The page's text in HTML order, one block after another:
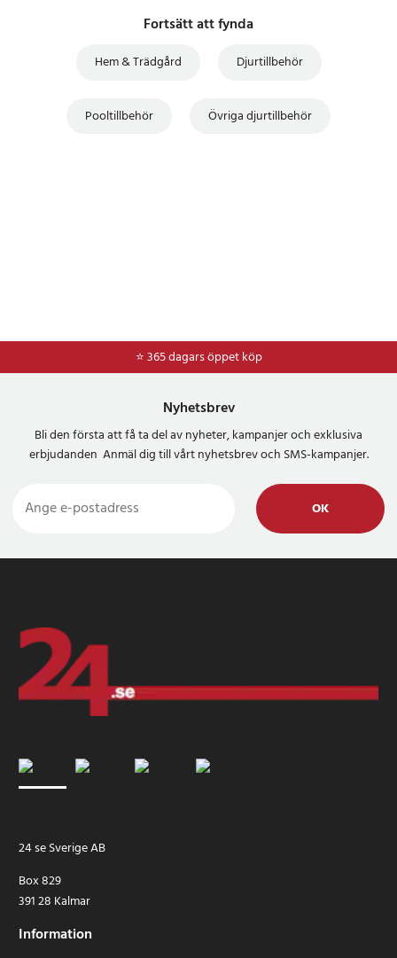
Fortsätt att fynda
Hem & Trädgård Djurtillbehör
Pooltillbehör Övriga djurtillbehör
⭐ 365 dagars öppet köp
⭐Frakt 49kr *
Nyhetsbrev
Bli den första att få ta del av nyheter, kampanjer och exklusiva
erbjudanden Anmäl dig till vårt nyhetsbrev och SMS-kampanjer.
OK
24 se Sverige AB
Box 829
391 28 Kalmar
Information